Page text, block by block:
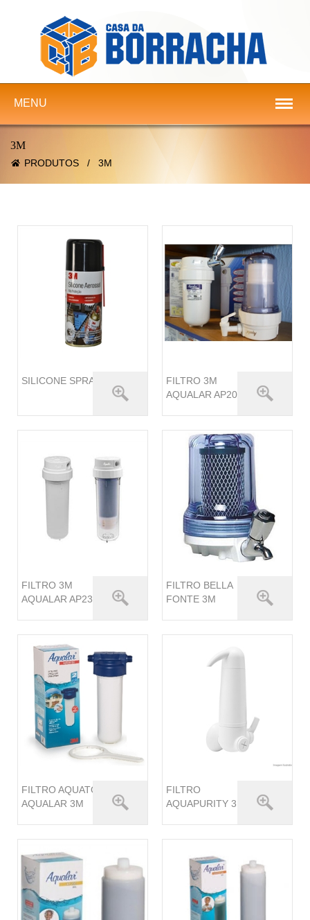
MENU
PRODUTOS / 3M
3M
SILICONE SPRAY 3M
FILTRO 3M
AQUALAR AP200
FILTRO 3M
AQUALAR AP230
FILTRO BELLA
FONTE 3M
FILTRO AQUATOTAL
AQUALAR 3M
FILTRO
AQUAPURITY 3M